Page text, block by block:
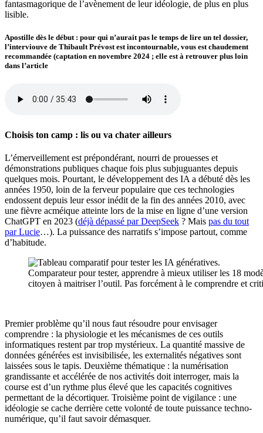
fantasmagorique de l’avènement de leur idéologie, de plus en plus
lisible.
Apostille dès le début : pour qui n’aurait pas le temps de lire un tel dossier,
l’interviouve de Thibault Prévost est incontournable, vous est chaudement
recommandée (captation en novembre 2024 ; elle est à retrouver plus loin
dans l’article
Choisis ton camp : lis ou va chater ailleurs
L’émerveillement est prépondérant, nourri de prouesses et
démonstrations publiques chaque fois plus subjuguantes depuis
quelques mois. Pourtant, le développement des IA a débuté dès les
années 1950, loin de la ferveur populaire que ces technologies
endossent depuis leur essor inédit de la fin des années 2010, avec
une fièvre acméique atteinte lors de la mise en ligne d’une version
ChatGPT en 2023 (déjà dépassé par DeepSeek ? Mais pas du tout
par Lucie…). La puissance des narratifs s’impose partout, comme
d’habitude.
Comparateur pour tester, apprendre à mieux utiliser les 18
citoyen à maitriser l’outil. Pas forcément à le comprendre et
Premier problème qu’il nous faut résoudre pour envisager
comprendre : la physiologie et les mécanismes de ces outils
informatiques restent par trop mystérieux. La quantité massive de
données générées est invisibilisée, les externalités négatives sont
laissées sous le tapis. Deuxième thématique : la numérisation
grandissante et accélérée de nos activités doit interroger, mais la
course est d’un rythme plus élevé que les capacités cognitives
permettant de la décortiquer. Troisième point de vigilance : une
idéologie se cache derrière cette volonté de toute puissance techno-
numérique, qu’il faut savoir démasquer.